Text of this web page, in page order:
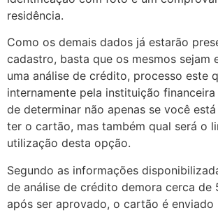
residência.
Como os demais dados já estarão
cadastro, basta que os mesmos sejam
uma análise de crédito, processo este
internamente pela instituição
de determinar não apenas se você
ter o cartão, mas também qual será o
utilização desta opção.
Segundo as informações
de análise de crédito demora cerca de
após ser aprovado, o cartão é enviado